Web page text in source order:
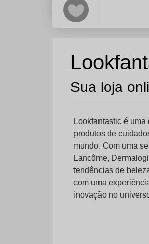
Sua loja
Lookfantastic é
produtos de
mundo. Com uma
Lancôme,
tendências de
com uma
inovação no